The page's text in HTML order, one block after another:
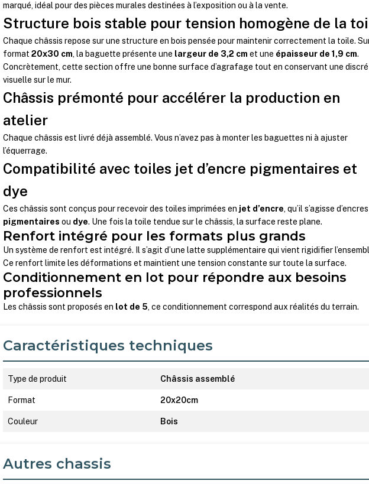
marqué, idéal pour des pièces murales destinées à l’exposition ou à la vente.
Structure bois stable pour tension homogène de la
Chaque châssis repose sur une structure en bois pensée pour maintenir correctement la toile.
format20x30 cm, la baguette présente une largeur de 3,2 cm et une épaisseur de 1,9 cm.
Concrètement, cette section offre une bonne surface d’agrafage tout en conservant une
visuelle sur le mur.
Châssis prémonté pour accélérer la production en
atelier
Chaque châssis est livré déjà assemblé. Vous n’avez pas à monter les baguettes ni à ajuster
l’équerrage.
Compatibilité avec toiles jet d’encre pigmentaires et
dye
Ces châssis sont conçus pour recevoir des toiles imprimées en jet d’encre, qu’il s’agisse d’encres
pigmentaires ou dye. Une fois la toile tendue sur le châssis, la surface reste plane.
Renfort intégré pour les formats plus grands
Un système de renfort est intégré. Il s’agit d’une latte supplémentaire qui vient rigidifier
Ce renfort limite les déformations et maintient une tension constante sur toute la surface.
Conditionnement en lot pour répondre aux besoins
professionnels
Les châssis sont proposés en lot de 5, ce conditionnement correspond aux réalités du terrain.
Caractéristiques techniques
Type de produit Châssis assemblé
Format 20x20cm
Couleur Bois
Autres chassis